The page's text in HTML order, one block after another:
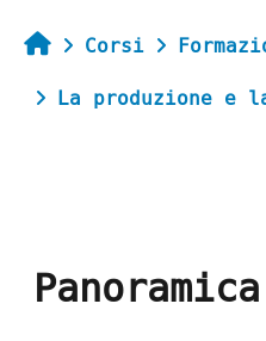
Home
Corsi
La produzione e